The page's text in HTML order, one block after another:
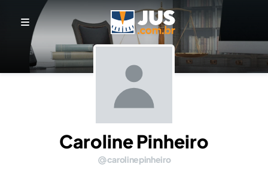
Caroline Pinheiro
carolinepinheiro